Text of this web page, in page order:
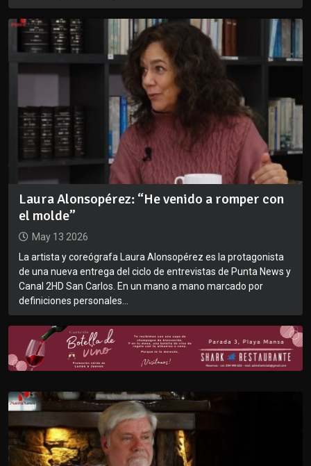
Laura Alonsopérez: “He venido a romper con
el molde”
May 13 2026
La artista y coreógrafa Laura Alonsopérez es la protagonista
de una nueva entrega del ciclo de entrevistas de Punta News y
‪Canal 2HD San Carlos. En un mano a mano marcado por
definiciones personales...